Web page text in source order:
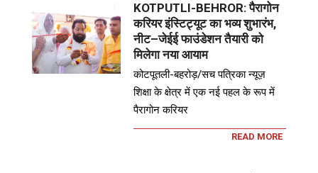
KOTPUTLI-BEHROR: पैरागोन
करियर इंस्टिट्यूट का भव्य शुभारंभ,
नीट–जेईई फाउंडेशन तैयारी को
मिलेगा नया आयाम
कोटपूतली-बहरोड़/सच पत्रिका न्यूज़
शिक्षा के क्षेत्र में एक नई पहल के रूप में
पैरागोन करियर
READ MORE